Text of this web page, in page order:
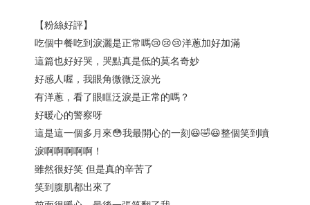
【粉絲好評】
吃個中餐吃到淚灑是正常嗎😢😢😢洋蔥加好加滿
這篇也好好哭，哭點真是低的莫名奇妙
好感人喔，我眼角微微泛淚光
有洋蔥，看了眼眶泛淚是正常的嗎？
好暖心的警察呀
這是這一個多月來😳我最開心的一刻😆🤣😆整個笑到噴
淚啊啊啊啊啊！
雖然很好笑 但是真的辛苦了
笑到腹肌都出來了